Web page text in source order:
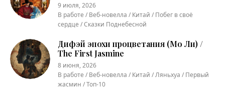
9 июля, 2026
В работе / Веб-новелла / Китай / Побег в своё
сердце / Сказки Поднебесной
Дифэй эпохи процветания (Мо Ли) /
The First Jasmine
8 июня, 2026
В работе / Веб-новелла / Китай / Ляньхуа / Первый
жасмин / Топ-10